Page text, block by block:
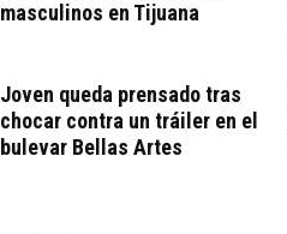
masculinos en Tijuana
Joven queda prensado tras
chocar contra un tráiler en el
bulevar Bellas Artes